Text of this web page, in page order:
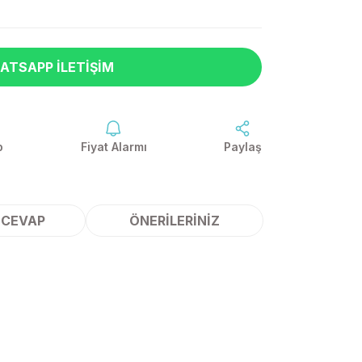
İLETIŞIM
Fiyat Alarmı Paylaş
ÖNERILERINIZ